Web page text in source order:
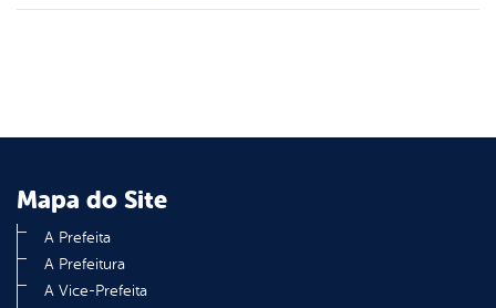
Mapa do Site
A Prefeita
A Prefeitura
A Vice-Prefeita